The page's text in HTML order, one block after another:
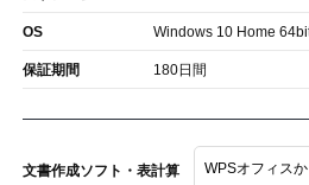
OS Windows 10 Home
保証期間 180日間
文書作成ソフト・表計算